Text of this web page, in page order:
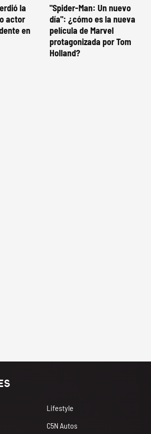
la
actor
en
"Spider-Man: Un nuevo
día": ¿cómo es la nueva
película de Marvel
protagonizada por Tom
Holland?
Lifestyle
C5N Autos